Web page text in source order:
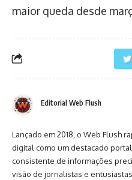
maior queda desde
Editorial Web Flush
Lançado em 2018, o Web Flush
digital como um destacado
consistente de informações
visão de jornalistas e